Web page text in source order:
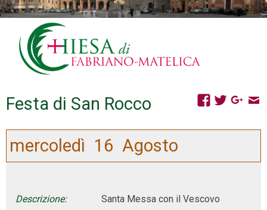
Festa di San Rocco
mercoledì 16 Agosto
Descrizione: Santa Messa con il Vescovo